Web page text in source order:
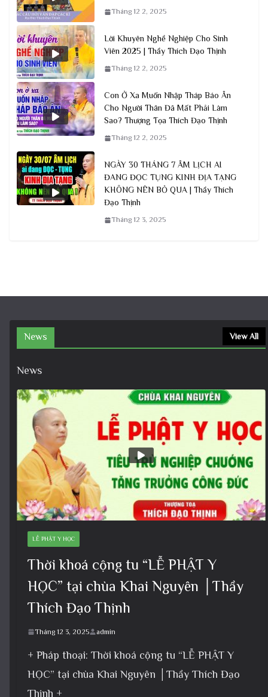
Tháng 12 2, 2025
Lời Khuyên Nghề Nghiệp Cho Sinh
Viên 2025 | Thầy Thích Đạo Thịnh
Tháng 12 2, 2025
Con Ở Xa Muốn Nhập Tháp Báo Ân
Cho Người Thân Đã Mất Phải Làm
Sao? Thượng Tọa Thích Đạo Thịnh
Tháng 12 2, 2025
NGÀY 30 THÁNG 7 ÂM LỊCH AI
ĐANG ĐỌC TỤNG KINH ĐỊA TẠNG
KHÔNG NÊN BỎ QUA | Thầy Thích
Đạo Thịnh
Tháng 12 3, 2025
News View All
News
LỄ PHẬT Y HỌC
Thời khoá cộng tu “LỄ PHẬT Y
HỌC” tại chùa Khai Nguyên │Thầy
Thích Đạo Thịnh
Tháng 12 3, 2025 admin
+ Pháp thoại: Thời khoá cộng tu “LỄ PHẬT Y
HỌC” tại chùa Khai Nguyên │Thầy Thích Đạo
Thịnh +